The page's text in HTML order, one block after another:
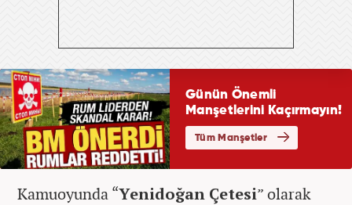
Kamuoyunda “Yenidoğan Çetesi” olarak